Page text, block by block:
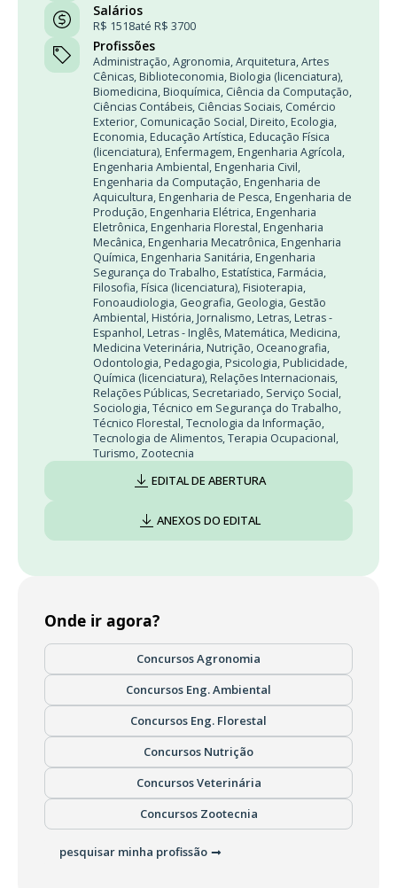
Salários
R$ 1518até R$ 3700
Profissões
Administração,Agronomia,Arquitetura,Artes
Cênicas, Biblioteconomia, Biologia (licenciatura),
Biomedicina, Bioquímica, Ciência da Computação,
Ciências Contábeis, Ciências Sociais, Comércio
Exterior, Comunicação Social, Direito, Ecologia,
Economia, Educação Artística, Educação Física
(licenciatura), Enfermagem, Engenharia Agrícola,
Engenharia Ambiental, Engenharia Civil,
Engenharia da Computação, Engenharia de
Aquicultura, Engenharia de Pesca, Engenharia de
Produção, Engenharia Elétrica, Engenharia
Eletrônica, Engenharia Florestal, Engenharia
Mecânica, Engenharia Mecatrônica, Engenharia
Química, Engenharia Sanitária, Engenharia
Segurança do Trabalho, Estatística, Farmácia,
Filosofia, Física (licenciatura), Fisioterapia,
Fonoaudiologia, Geografia, Geologia, Gestão
Ambiental, História, Jornalismo, Letras, Letras -
Espanhol, Letras - Inglês, Matemática, Medicina,
Medicina Veterinária, Nutrição, Oceanografia,
Odontologia, Pedagogia, Psicologia, Publicidade,
Química (licenciatura), Relações Internacionais,
Relações Públicas, Secretariado, Serviço Social,
Sociologia,Técnico em Segurança do Trabalho,
Técnico Florestal,Tecnologia da Informação,
Tecnologia de Alimentos,Terapia Ocupacional,
Turismo, Zootecnia
EDITAL DE ABERTURA
ANEXOS DO EDITAL
Onde ir agora?
Concursos Agronomia
Concursos Eng. Ambiental
Concursos Eng. Florestal
Concursos Nutrição
Concursos Veterinária
Concursos Zootecnia
pesquisar minha profissão